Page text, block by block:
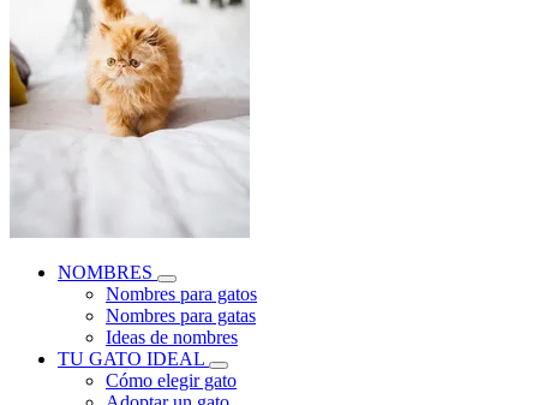
NOMBRES
Nombres para gatos
Nombres para gatas
Ideas de nombres
TU GATO IDEAL
Cómo elegir gato